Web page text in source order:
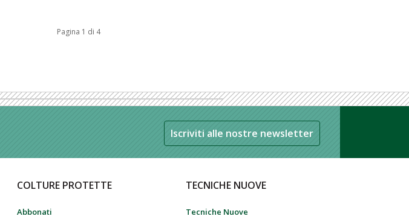
Pagina 1 di 4
Iscriviti alle nostre newsletter
COLTURE PROTETTE
Abbonati
TECNICHE NUOVE
Tecniche Nuove